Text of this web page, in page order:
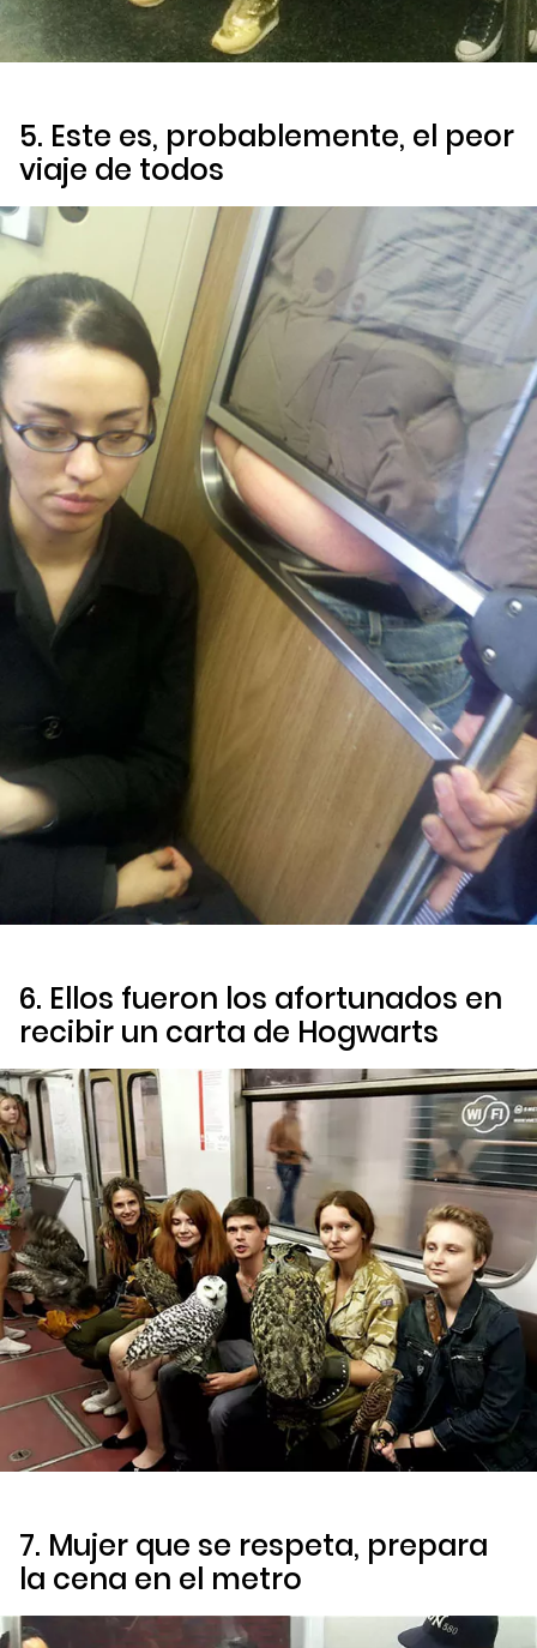
5. Este es, probablemente, el peor
viaje de todos
6. Ellos fueron los afortunados en
recibir un carta de Hogwarts
7. Mujer que se respeta, prepara
la cena en el metro